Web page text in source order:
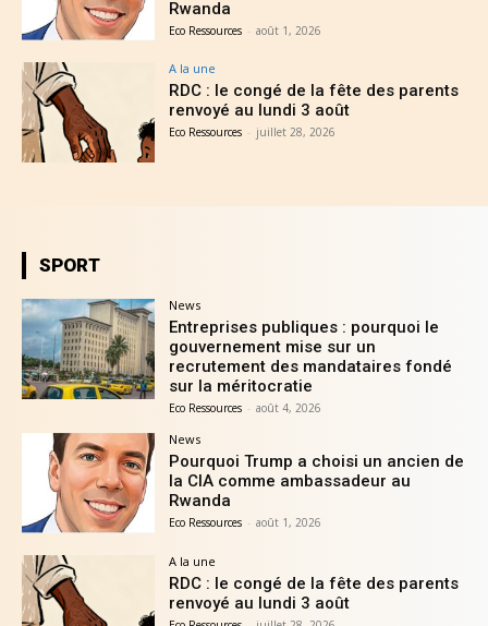
Rwanda
Eco Ressources - août 1, 2026
A la une
RDC : le congé de la fête des parents
renvoyé au lundi 3 août
Eco Ressources - juillet 28, 2026
SPORT
News
Entreprises publiques : pourquoi le
gouvernement mise sur un
recrutement des mandataires fondé
sur la méritocratie
Eco Ressources - août 4, 2026
News
Pourquoi Trump a choisi un ancien de
la CIA comme ambassadeur au
Rwanda
Eco Ressources - août 1, 2026
A la une
RDC : le congé de la fête des parents
renvoyé au lundi 3 août